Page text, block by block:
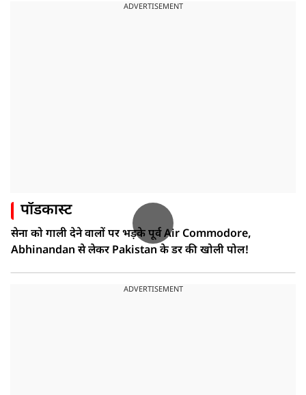
ADVERTISEMENT
पॉडकास्ट
सेना को गाली देने वालों पर भड़के पूर्व Air Commodore,
Abhinandan से लेकर Pakistan के डर की खोली पोल!
ADVERTISEMENT